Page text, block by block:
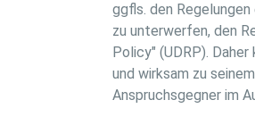
ggfls. den
zu unterwerfen, den
Policy" (UDRP).
und wirksam zu
Anspruchsgegner im